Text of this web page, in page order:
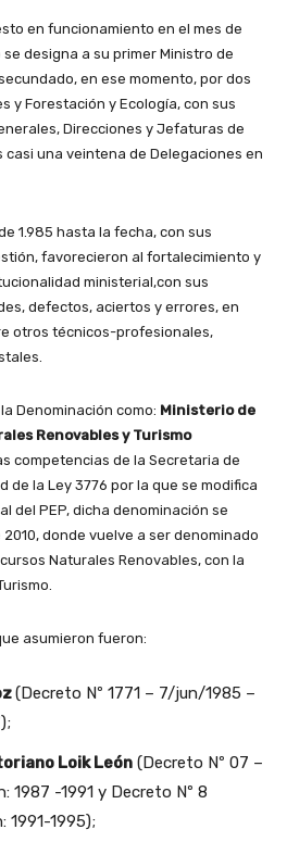
en funcionamiento en el mes de
designa a su primer Ministro de
en ese momento, por dos
y Forestación y Ecología, con sus
Direcciones y Jefaturas de
una veintena de Delegaciones en
1.985 hasta la fecha, con sus
favorecieron al fortalecimiento y
ministerial,con sus
defectos, aciertos y errores, en
otros técnicos-profesionales,
Denominación como: Ministerio de
Renovables y Turismo
competencias de la Secretaria de
de la Ley 3776 por la que se modifica
del PEP, dicha denominación se
donde vuelve a ser denominado
Naturales Renovables, con la
asumieron fueron:
(Decreto Nº 1771 – 7/jun/1985 –
Loik León (Decreto Nº 07 –
1987 -1991 y Decreto Nº 8
1991-1995);